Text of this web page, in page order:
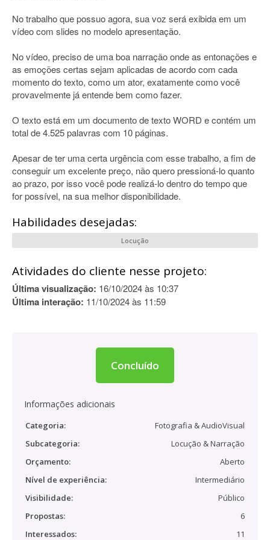
No trabalho que possuo agora, sua voz será exibida em um
vídeo com slides no modelo apresentação.
No vídeo, preciso de uma boa narração onde as entonações e
as emoções certas sejam aplicadas de acordo com cada
momento do texto, como um ator, exatamente como você
provavelmente já entende bem como fazer.
O texto está em um documento de texto WORD e contém um
total de 4.525 palavras com 10 páginas.
Apesar de ter uma certa urgência com esse trabalho, a fim de
conseguir um excelente preço, não quero pressioná-lo quanto
ao prazo, por isso você pode realizá-lo dentro do tempo que
for possível, na sua melhor disponibilidade.
Habilidades desejadas:
Locução
Atividades do cliente nesse projeto:
Última visualização: 16/10/2024 às 10:37
Última interação: 11/10/2024 às 11:59
Concluído
Informações adicionais
Categoria:
Fotografia & AudioVisual
Subcategoria:
Locução & Narração
Orçamento:
Aberto
Nível de experiência:
Intermediário
Visibilidade:
Público
Propostas:
6
Interessados:
11